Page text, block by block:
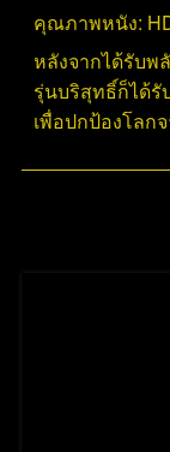
คุณภาพหนัง:
หลังจากได้รับพ
รุ่นบริสุทธิ์ก็ได้รั
เพื่อปกป้องโลก